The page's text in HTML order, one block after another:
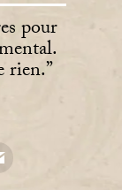
pour
rien.